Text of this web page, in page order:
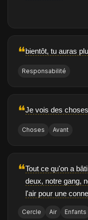
❝bientôt, tu auras
Responsabilité
❝Je vois des
Choses Avant
❝Tout ce qu'on a
deux, notre gang,
l'air pour une
Cercle Air Enfants